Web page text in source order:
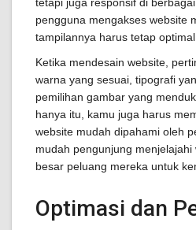
pengguna mengakses website
tampilannya harus tetap optimal.
Ketika mendesain website,
warna yang sesuai, tipografi
pemilihan gambar yang
hanya itu, kamu juga harus
website mudah dipahami oleh
mudah pengunjung
besar peluang mereka untuk
Optimasi dan